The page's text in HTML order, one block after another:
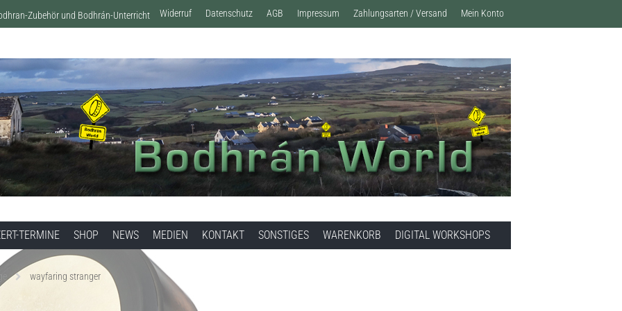
Zubehör und Bodhrán-Unterricht Widerruf Datenschutz AGB Impressum Zahlungsarten / Versand Mein Konto
TERMINE SHOP NEWS MEDIEN KONTAKT SONSTIGES WARENKORB DIGITAL WORKSHOPS
wayfaring stranger